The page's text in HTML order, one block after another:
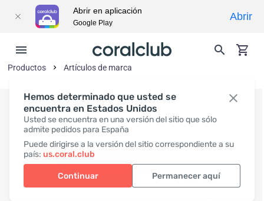
Hemos determinado que usted se
encuentra en Estados Unidos
Usted se encuentra en una versión del sitio que sólo
admite pedidos para España
Puede dirigirse a la versión del sitio correspondiente a su
país: us.coral.club
Continuar Permanecer aquí
Productos Artículos de marca
Abrir en aplicación
Google Play
Abrir